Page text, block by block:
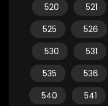
520
521
525
526
530
531
535
536
540
541